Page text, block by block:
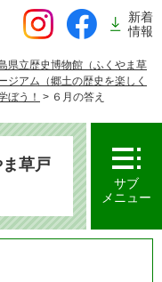
新着
情報
県立歴史博物館（ふくやま草
ジアム（郷土の歴史を楽しく
ぼう！ > ６月の答え
草戸
サブ
メニュー